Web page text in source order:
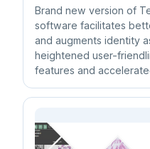
Brand new version of
software facilitates
and augments identity
heightened user-
features and